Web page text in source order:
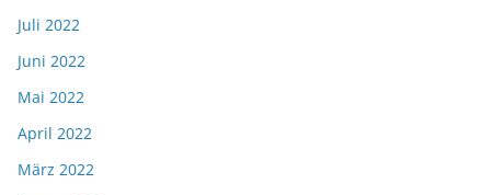
Juli 2022
Juni 2022
Mai 2022
April 2022
März 2022